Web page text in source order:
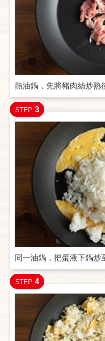
熱油鍋，先將豬肉絲炒熟
STEP 3
同一油鍋，把蛋液下鍋炒
STEP 4